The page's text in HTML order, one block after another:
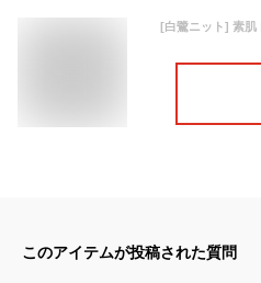
このアイテムが投稿された質問